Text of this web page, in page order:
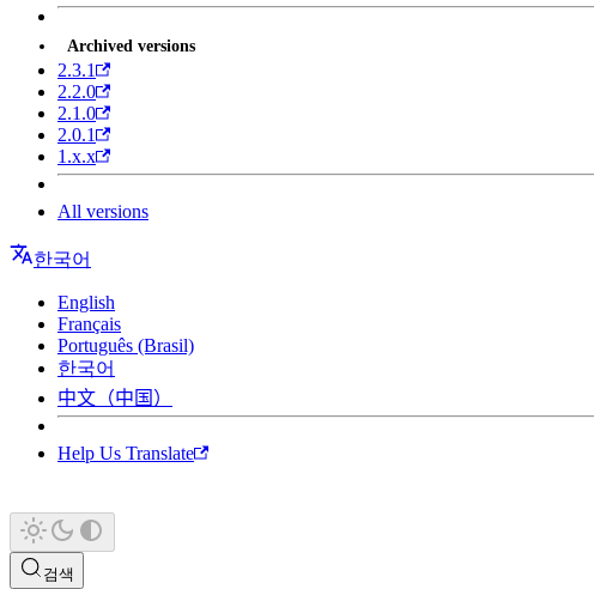
Archived versions
2.3.1
2.2.0
2.1.0
2.0.1
1.x.x
All versions
한국어
English
Français
Português (Brasil)
한국어
中文（中国）
Help Us Translate
검색